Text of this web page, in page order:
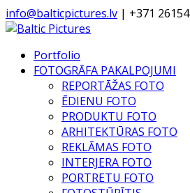
info@balticpictures.lv | +371
Portfolio
FOTOGRĀFA PAKALPOJUMI
REPORTĀŽAS FOTO
ĒDIENU FOTO
PRODUKTU FOTO
ARHITEKTŪRAS FOTO
REKLĀMAS FOTO
INTERJERA FOTO
PORTRETU FOTO